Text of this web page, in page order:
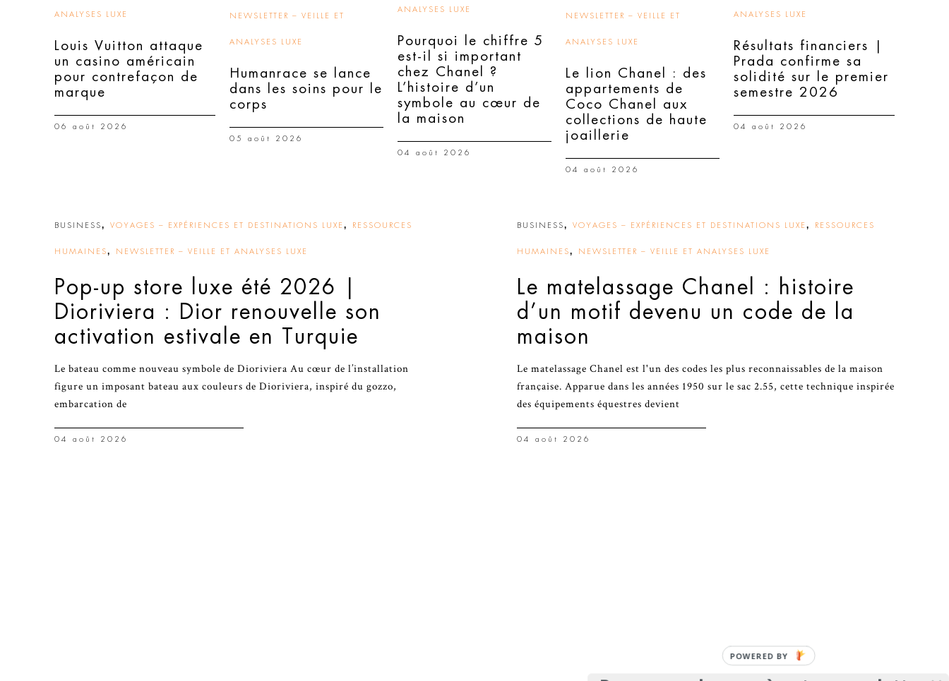
ANALYSES LUXE
Louis Vuitton attaque
un casino américain
pour contrefaçon de
marque
06 août 2026
NEWSLETTER – VEILLE ET
ANALYSES LUXE
Humanrace se lance
dans les soins pour le
corps
05 août 2026
ANALYSES LUXE
Pourquoi le chiffre 5
est-il si important
chez Chanel ?
L’histoire d’un
symbole au cœur de
la maison
04 août 2026
NEWSLETTER – VEILLE ET
ANALYSES LUXE
Le lion Chanel : des
appartements de
Coco Chanel aux
collections de haute
joaillerie
04 août 2026
ANALYSES LUXE
Résultats financiers |
Prada confirme sa
solidité sur le premier
semestre 2026
04 août 2026
BUSINESS, VOYAGES – EXPÉRIENCES ET DESTINATIONS LUXE , RESSOURCES
HUMAINES, NEWSLETTER – VEILLE ET ANALYSES LUXE
Pop-up store luxe été 2026 |
Dioriviera : Dior renouvelle son
activation estivale en Turquie
Le bateau comme nouveau symbole de Dioriviera Au cœur de l’installation
figure un imposant bateau aux couleurs de Dioriviera, inspiré du gozzo,
embarcation de
04 août 2026
BUSINESS, VOYAGES – EXPÉRIENCES ET DESTINATIONS LUXE , RESSOURCES
HUMAINES, NEWSLETTER – VEILLE ET ANALYSES LUXE
Le matelassage Chanel : histoire
d’un motif devenu un code de la
maison
Le matelassage Chanel est l'un des codes les plus reconnaissables de la maison
française. Apparue dans les années 1950 sur le sac 2.55, cette technique inspirée
des équipements équestres devient
04 août 2026